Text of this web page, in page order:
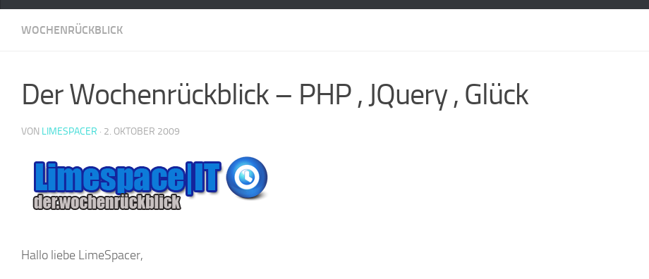
WOCHENRÜCKBLICK
Der Wochenrückblick – PHP , JQuery , Glück
VON LIMESPACER · 2. OKTOBER 2009
Hallo liebe LimeSpacer,